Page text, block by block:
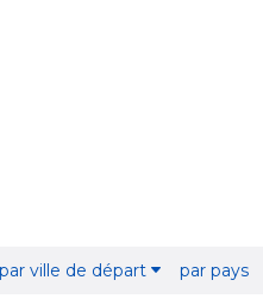
par ville de départ par pays